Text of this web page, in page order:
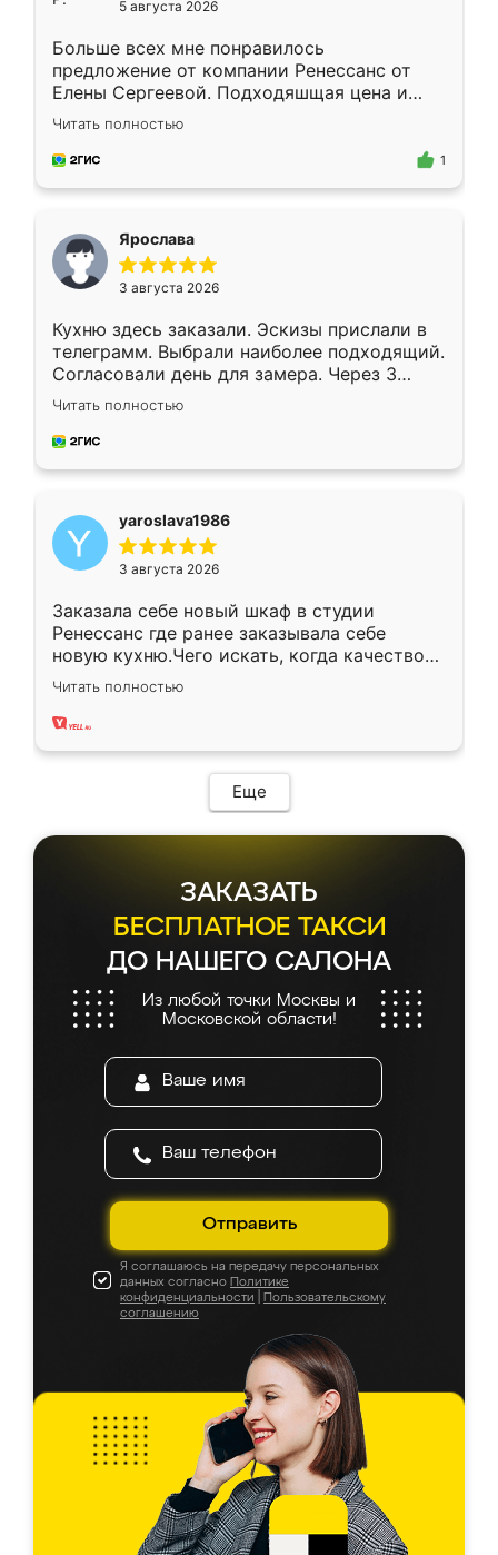
5 августа 2026
Больше всех мне понравилось
предложение от компании Ренессанс от
Елены Сергеевой. Подходяшщая цена и
короткие сроки изготовления. Приехавший
для замера сотрудник Владислав
предложил по моему эскизу самый
Читать полностью
1
Ярослава
3 августа 2026
Кухню здесь заказали. Эскизы прислали в
телеграмм. Выбрали наиболее подходящий.
Согласовали день для замера. Через 3
недели кухня была уже готова. Остались
довольны работой. Спасибо Ренессанс
мебель за качественную работу!
Читать полностью
yaroslava1986
3 августа 2026
Заказала себе новый шкаф в студии
Ренессанс где ранее заказывала себе
новую кухню.Чего искать, когда качеством
вполне довольна. Служит кухня уже почти
два года, нареканий нет.
Читать полностью
Еще
ЗАКАЗАТЬ
БЕСПЛАТНОЕ ТАКСИ
ДО НАШЕГО САЛОНА
Из любой точки Москвы и
Московской области!
Отправить
Я соглашаюсь на передачу персональных
данных согласно Политике
конфиденциальности
Пользовательскому
соглашению